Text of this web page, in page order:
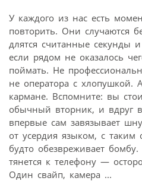
У каждого из нас есть
повторить. Они случаются
длятся считанные секунды
если рядом не оказалось
поймать. Не
не оператора с хлопушкой.
кармане. Вспомните: вы
обычный вторник, и вдруг
впервые сам завязывает
от усердия языком, с таким
будто обезвреживает
тянется к телефону —
Один свайп, камера ...